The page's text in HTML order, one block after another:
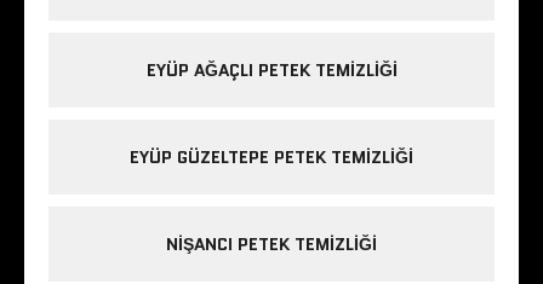
EYÜP AĞAÇLI PETEK TEMIZLIĞI
EYÜP GÜZELTEPE PETEK TEMIZLIĞI
NIŞANCI PETEK TEMIZLIĞI